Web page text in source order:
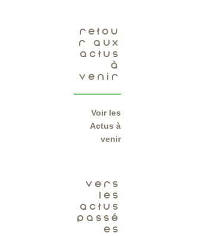
RETOU
R AUX
ACTUS
À
VENIR
Voir les
Actus à
venir
VERS
LES
ACTUS
PASSÉ
ES